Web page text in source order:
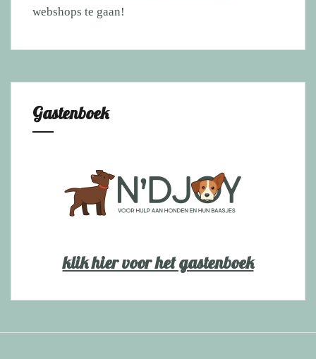
webshops te gaan!
Gastenboek
klik hier voor het gastenboek